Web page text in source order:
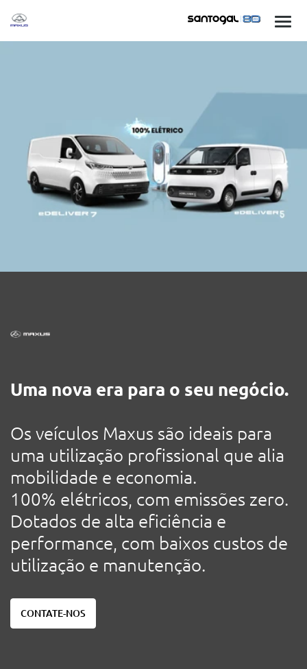
Uma nova era para o seu negócio.
Os veículos Maxus são ideais para
uma utilização profissional que alia
mobilidade e economia.
100% elétricos, com emissões zero.
Dotados de alta eficiência e
performance, com baixos custos de
utilização e manutenção.
CONTATE-NOS